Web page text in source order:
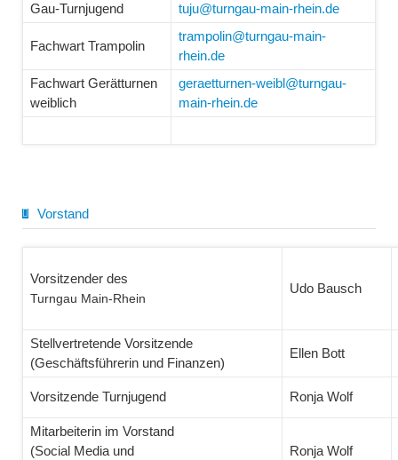
Gau-Turnjugend
tuju@turngau-main-rhein.de
Fachwart Trampolin
trampolin@turngau-main-
rhein.de
Fachwart Gerätturnen
weiblich
geraetturnen-weibl@turngau-
main-rhein.de
Vorstand
Vorsitzender des
Turngau Main-Rhein
Udo Bausch
Stellvertretende Vorsitzende
(Geschäftsführerin und Finanzen)
Ellen Bott
Vorsitzende Turnjugend Ronja Wolf
Mitarbeiterin im Vorstand
(Social Media und
Ronja Wolf